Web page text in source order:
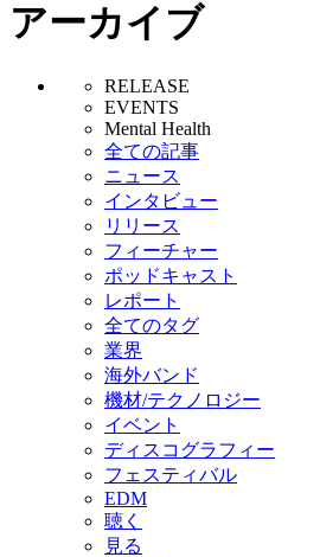
アーカイブ
RELEASE
EVENTS
Mental Health
全ての記事
ニュース
インタビュー
リリース
フィーチャー
ポッドキャスト
レポート
全てのタグ
業界
海外バンド
機材/テクノロジー
イベント
ディスコグラフィー
フェスティバル
EDM
聴く
見る